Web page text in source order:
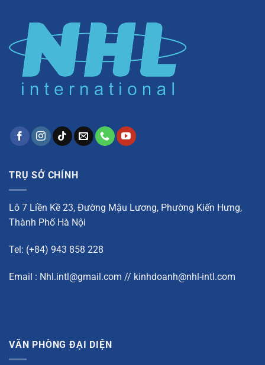
TRỤ SỞ CHÍNH
Lô 7 Liền Kề 23, Đường Mậu Lương, Phường Kiến Hưng,
Thành Phố Hà Nội
Tel: (+84) 943 858 228
Email : Nhl.intl@gmail.com // kinhdoanh@nhl-intl.com
VĂN PHÒNG ĐẠI DIỆN